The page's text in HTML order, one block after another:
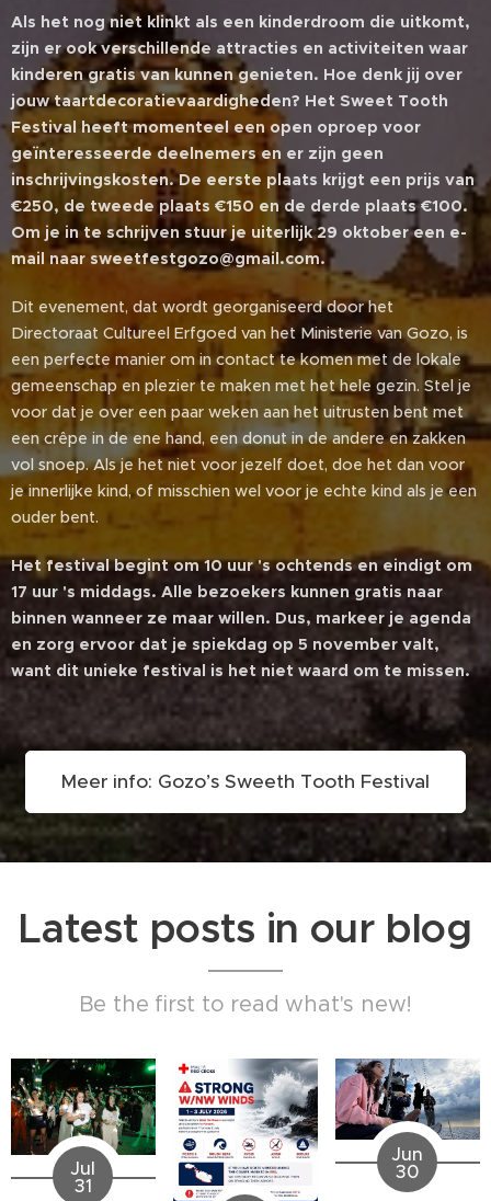
Als het nog niet klinkt als een kinderdroom die uitkomt,
zijn er ook verschillende attracties en activiteiten waar
kinderen gratis van kunnen genieten. Hoe denk jij over
jouw taartdecoratievaardigheden? Het Sweet Tooth
Festival heeft momenteel een open oproep voor
geïnteresseerde deelnemers en er zijn geen
inschrijvingskosten. De eerste plaats krijgt een prijs van
€250, de tweede plaats €150 en de derde plaats €100.
Om je in te schrijven stuur je uiterlijk 29 oktober een e-
mail naar sweetfestgozo@gmail.com.
Dit evenement, dat wordt georganiseerd door het
Directoraat Cultureel Erfgoed van het Ministerie van Gozo, is
een perfecte manier om in contact te komen met de lokale
gemeenschap en plezier te maken met het hele gezin. Stel je
voor dat je over een paar weken aan het uitrusten bent met
een crêpe in de ene hand, een donut in de andere en zakken
vol snoep. Als je het niet voor jezelf doet, doe het dan voor
je innerlijke kind, of misschien wel voor je echte kind als je een
ouder bent.
Het festival begint om 10 uur 's ochtends en eindigt om
17 uur 's middags. Alle bezoekers kunnen gratis naar
binnen wanneer ze maar willen. Dus, markeer je agenda
en zorg ervoor dat je spiekdag op 5 november valt,
want dit unieke festival is het niet waard om te missen.
Meer info: Gozo’s Sweeth Tooth Festival
Latest posts in our blog
Be the first to read what's new!
Jul
31
Jun
30